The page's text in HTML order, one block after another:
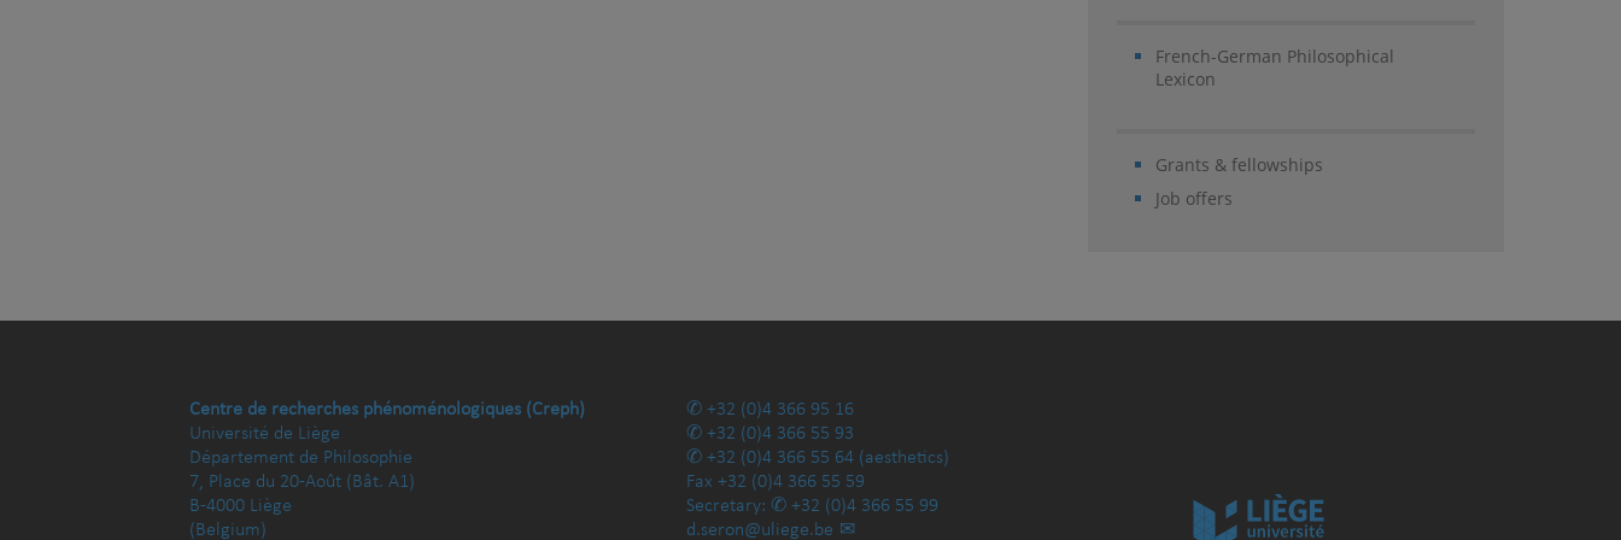
French-German Philosophical
Lexicon
Grants & fellowships
Job offers
Centre de recherches phénoménologiques (Creph)
Université de Liège
Département de Philosophie
7, Place du 20-Août (Bât. A1)
B-4000 Liège
(Belgium)
+32 (0)4 366 95 16
+32 (0)4 366 55 93
+32 (0)4 366 55 64 (aesthetics)
Fax +32 (0)4 366 55 59
Secretary:
+32 (0)4 366 55 99
d.seron@uliege.be